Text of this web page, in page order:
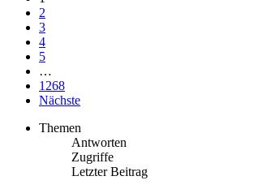
2
3
4
5
…
1268
Nächste
Themen
Antworten
Zugriffe
Letzter Beitrag